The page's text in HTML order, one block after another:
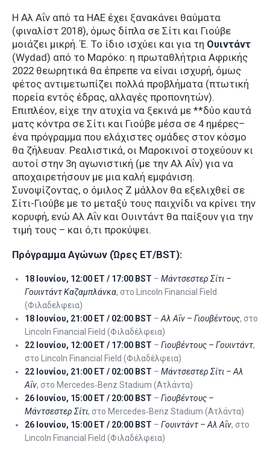
Η Αλ Αΐν από τα ΗΑΕ έχει ξανακάνει θαύματα
(φιναλίστ 2018), όμως δίπλα σε Σίτι και Γιούβε
μοιάζει μικρή. Έ. Το ίδιο ισχύει και για τη Ουιντάντ
(Wydad) από το Μαρόκο: η πρωταθλήτρια Αφρικής
2022 θεωρητικά θα έπρεπε να είναι ισχυρή, όμως
φέτος αντιμετωπίζει πολλά προβλήματα (πτωτική
πορεία εντός έδρας, αλλαγές προπονητών).
Επιπλέον, είχε την ατυχία να ξεκινά με **δύο καυτά
ματς κόντρα σε Σίτι και Γιούβε μέσα σε 4 ημέρες–
ένα πρόγραμμα που ελάχιστες ομάδες στον κόσμο
θα ζήλευαν. Ρεαλιστικά, οι Μαροκινοί στοχεύουν κι
αυτοί στην 3η αγωνιστική (με την Αλ Αΐν) για να
αποχαιρετήσουν με μια καλή εμφάνιση.
Συνοψίζοντας, ο όμιλος Ζ μάλλον θα εξελιχθεί σε
Σίτι-Γιούβε με το μεταξύ τους παιχνίδι να κρίνει την
κορυφή, ενώ Αλ Αΐν και Ουιντάντ θα παίξουν για την
τιμή τους – και ό,τι προκύψει.
Πρόγραμμα Αγώνων (Ώρες ET/BST):
18 Ιουνίου, 12:00 ET / 17:00 BST – Μάντσεστερ Σίτι –
Γουιντάντ Καζαμπλάνκα, στο Lincoln Financial Field
(Φιλαδελφεια)
18 Ιουνίου, 21:00 ET / 02:00 BST –Αλ Αΐν – Γιουβέντους, στο
Lincoln Financial Field (Φιλαδέλφεια)
22 Ιουνίου, 12:00 ET / 17:00 BST – Γιουβέντους – Γουιντάντ,
στο Lincoln Financial Field (Φιλαδέλφεια)
22 Ιουνίου, 21:00 ET / 02:00 BST – Μάντσεστερ Σίτι – Αλ
Αΐν, στο Mercedes‑Benz Stadium (Ατλάντα)
26 Ιουνίου, 15:00 ET / 20:00 BST – Γιουβέντους –
Μάντσεστερ Σίτι, στο Mercedes‑Benz Stadium (Ατλάντα)
26 Ιουνίου, 15:00 ET / 20:00 BST – Γουιντάντ – Αλ Αΐν, στο
Lincoln Financial Field (Φιλαδέλφεια)